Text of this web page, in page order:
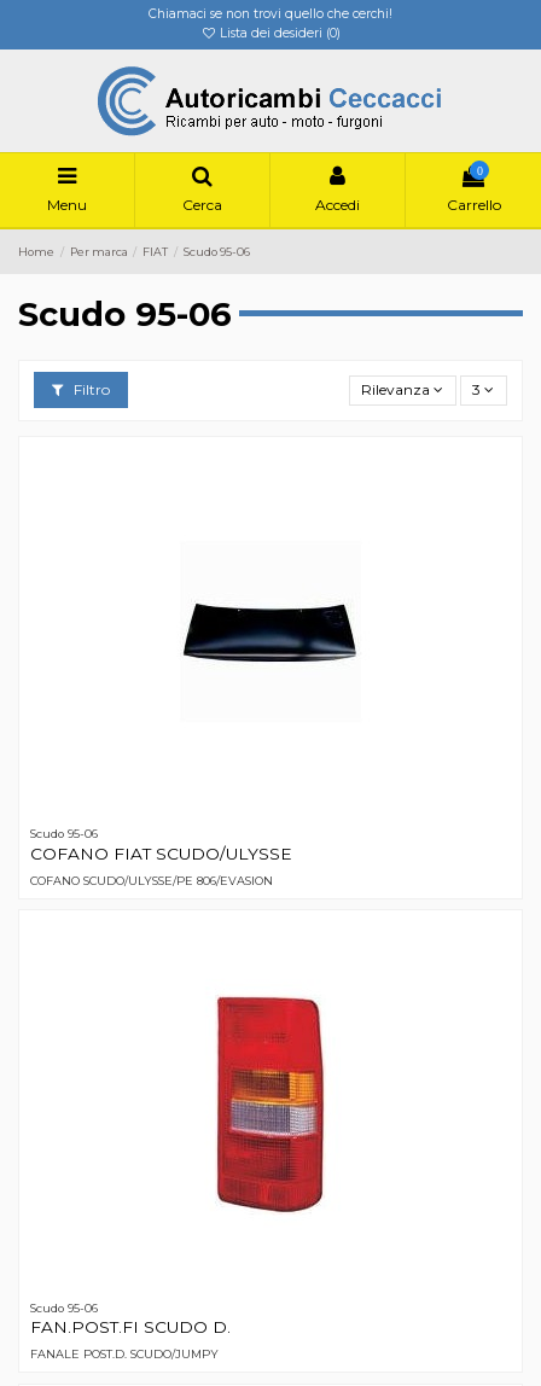
Chiamaci se non trovi quello che cerchi!
Lista dei desideri (0)
Menu Cerca Accedi
0
Carrello
Home Per marca FIAT Scudo 95-06
Scudo 95-06
Filtro Rilevanza 3
Scudo 95-06
COFANO FIAT SCUDO/ULYSSE
COFANO SCUDO/ULYSSE/PE 806/EVASION
Scudo 95-06
FAN.POST.FI SCUDO D.
FANALE POST.D. SCUDO/JUMPY